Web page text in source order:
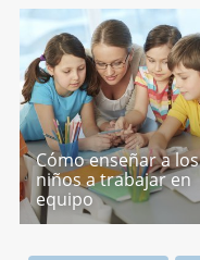
Cómo enseñar a los
niños a trabajar en
equipo